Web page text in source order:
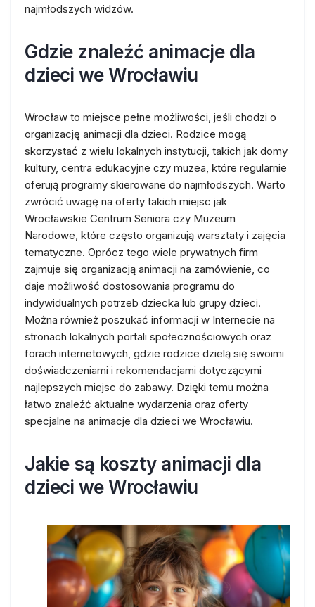
najmłodszych widzów.
Gdzie znaleźć animacje dla
dzieci we Wrocławiu
Wrocław to miejsce pełne możliwości, jeśli chodzi o
organizację animacji dla dzieci. Rodzice mogą
skorzystać z wielu lokalnych instytucji, takich jak domy
kultury, centra edukacyjne czy muzea, które regularnie
oferują programy skierowane do najmłodszych. Warto
zwrócić uwagę na oferty takich miejsc jak
Wrocławskie Centrum Seniora czy Muzeum
Narodowe, które często organizują warsztaty i zajęcia
tematyczne. Oprócz tego wiele prywatnych firm
zajmuje się organizacją animacji na zamówienie, co
daje możliwość dostosowania programu do
indywidualnych potrzeb dziecka lub grupy dzieci.
Można również poszukać informacji w Internecie na
stronach lokalnych portali społecznościowych oraz
forach internetowych, gdzie rodzice dzielą się swoimi
doświadczeniami i rekomendacjami dotyczącymi
najlepszych miejsc do zabawy. Dzięki temu można
łatwo znaleźć aktualne wydarzenia oraz oferty
specjalne na animacje dla dzieci we Wrocławiu.
Jakie są koszty animacji dla
dzieci we Wrocławiu